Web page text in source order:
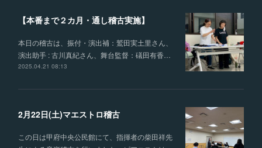
【本番まで２カ月・通し稽古実施】
本日の稽古は、振付・演出補：鷲田実土里さん、
演出助手 : 古川真紀さん、舞台監督：礒田有香…
2025.04.21 08:13
2月22日(土)マエストロ稽古
この日は甲府中央公民館にて、指揮者の柴田祥先